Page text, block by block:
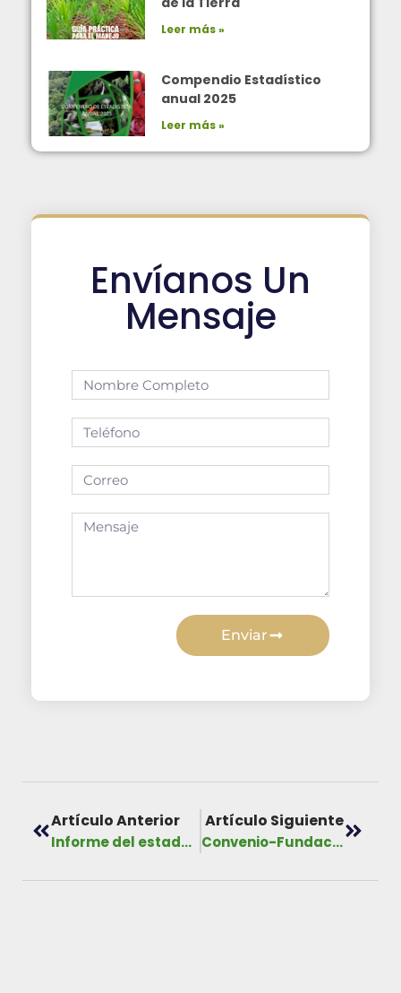
Leer más »
Compendio Estadístico
anual 2025
Leer más »
Envíanos Un
Mensaje
Enviar
Artículo Anterior
Informe del estado del ambiente 2019
Artículo Siguiente
Convenio-Fundación Naturaleza y Ciencia 507, 2019-2024